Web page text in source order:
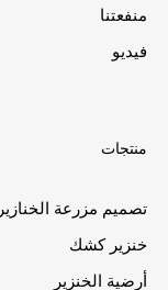
منفعتنا
فيديو
منتجات
تصميم مزرعة الخنازير
خنزير كشك
أرضية الخنزير